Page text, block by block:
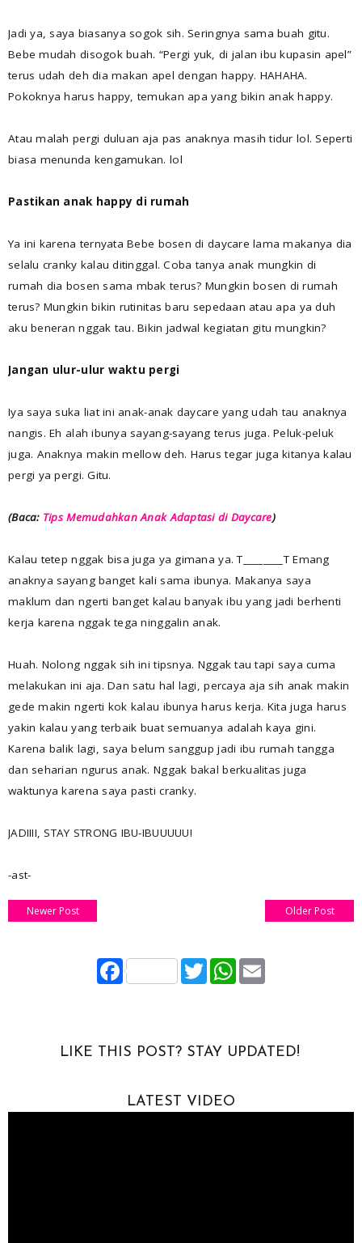
Jadi ya, saya biasanya sogok sih. Seringnya sama buah gitu.
Bebe mudah disogok buah. “Pergi yuk, di jalan ibu kupasin apel”
terus udah deh dia makan apel dengan happy. HAHAHA.
Pokoknya harus happy, temukan apa yang bikin anak happy.
Atau malah pergi duluan aja pas anaknya masih tidur lol. Seperti
biasa menunda kengamukan. lol
Pastikan anak happy di rumah
Ya ini karena ternyata Bebe bosen di daycare lama makanya dia
selalu cranky kalau ditinggal. Coba tanya anak mungkin di
rumah dia bosen sama mbak terus? Mungkin bosen di rumah
terus? Mungkin bikin rutinitas baru sepedaan atau apa ya duh
aku beneran nggak tau. Bikin jadwal kegiatan gitu mungkin?
Jangan ulur-ulur waktu pergi
Iya saya suka liat ini anak-anak daycare yang udah tau anaknya
nangis. Eh alah ibunya sayang-sayang terus juga. Peluk-peluk
juga. Anaknya makin mellow deh. Harus tegar juga kitanya kalau
pergi ya pergi. Gitu.
(Baca:Tips Memudahkan Anak Adaptasi di Daycare)
Kalau tetep nggak bisa juga ya gimana ya. T________T Emang
anaknya sayang banget kali sama ibunya. Makanya saya
maklum dan ngerti banget kalau banyak ibu yang jadi berhenti
kerja karena nggak tega ninggalin anak.
Huah. Nolong nggak sih ini tipsnya. Nggak tau tapi saya cuma
melakukan ini aja. Dan satu hal lagi, percaya aja sih anak makin
gede makin ngerti kok kalau ibunya harus kerja. Kita juga harus
yakin kalau yang terbaik buat semuanya adalah kaya gini.
Karena balik lagi, saya belum sanggup jadi ibu rumah tangga
dan seharian ngurus anak. Nggak bakal berkualitas juga
waktunya karena saya pasti cranky.
JADIIII, STAY STRONG IBU-IBUUUUU!
-ast-
Newer Post Older Post
F
a
o
k
T
w
r
W
p
p
LIKE THIS POST? STAY UPDATED!
LATEST VIDEO